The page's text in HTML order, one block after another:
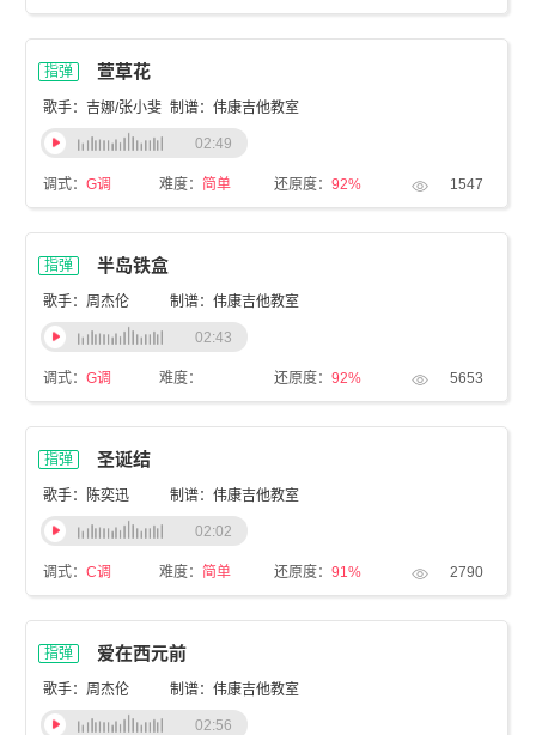
指弹 萱草花
歌手：吉娜/张小斐 制谱：伟康吉他教室
调式：G调 难度： 简单 还原度：92% 1547
02:49
指弹 半岛铁盒
歌手：周杰伦 制谱：伟康吉他教室
调式：G调 难度： 还原度：92% 5653
02:43
指弹 圣诞结
歌手：陈奕迅 制谱：伟康吉他教室
调式：C调 难度： 简单 还原度：91% 2790
02:02
指弹 爱在西元前
歌手：周杰伦 制谱：伟康吉他教室
02:56